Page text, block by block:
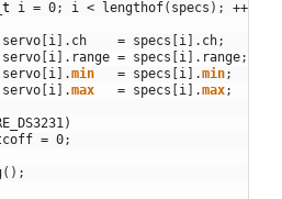
t i = 0; i < lengthof( specs ) ; ++
servo i . ch = specs i . ch;
servo i . range = specs i . range;
servo i .min = specs i .min;
servo i .max = specs i .max;
= 0;
( ) ;